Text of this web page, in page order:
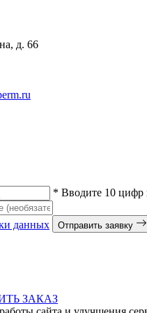
д. 66
* Вводите 10 цифр
данных Отправить заявку
ЗАКАЗ